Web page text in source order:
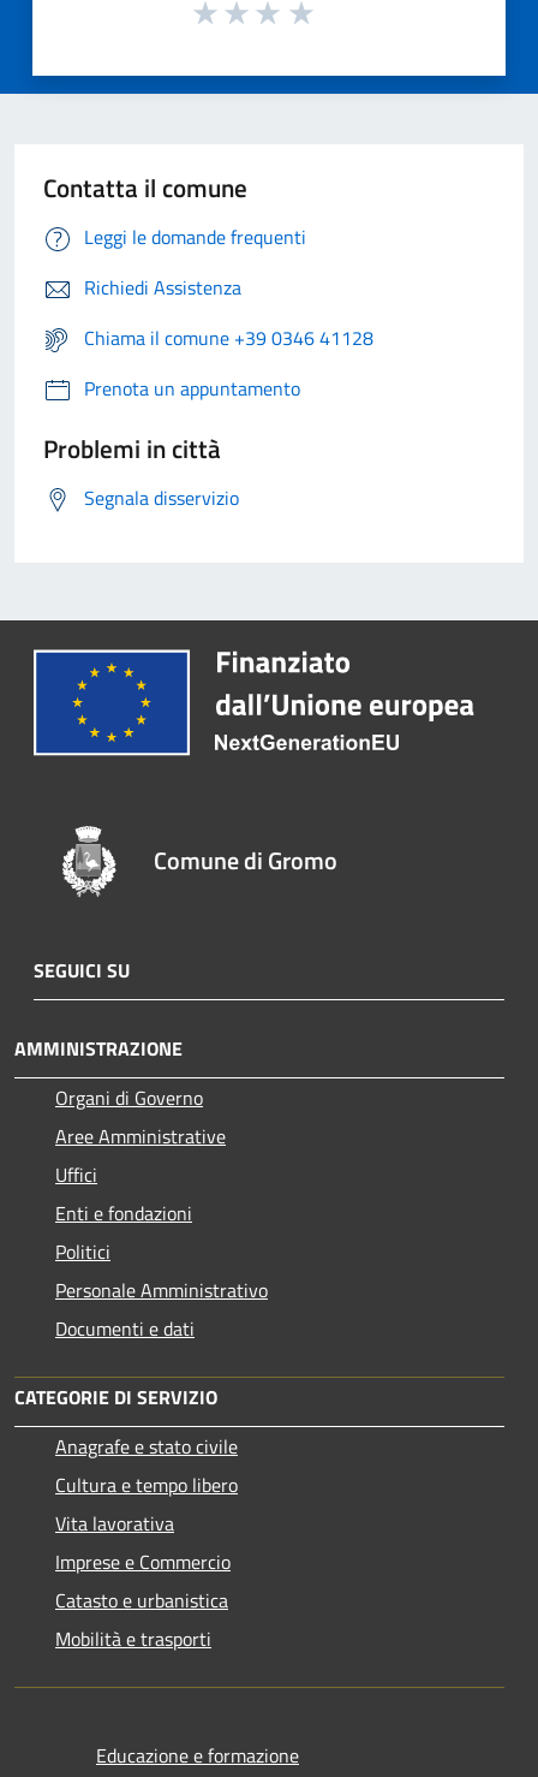
Contatta il comune
Leggi le domande frequenti
Richiedi Assistenza
Chiama il comune +39 0346 41128
Prenota un appuntamento
Problemi in città
Segnala disservizio
Comune di Gromo
SEGUICI SU
AMMINISTRAZIONE
Organi di Governo
Aree Amministrative
Uffici
Enti e fondazioni
Politici
Personale Amministrativo
Documenti e dati
CATEGORIE DI SERVIZIO
Anagrafe e stato civile
Cultura e tempo libero
Vita lavorativa
Imprese e Commercio
Catasto e urbanistica
Mobilità e trasporti
Educazione e formazione